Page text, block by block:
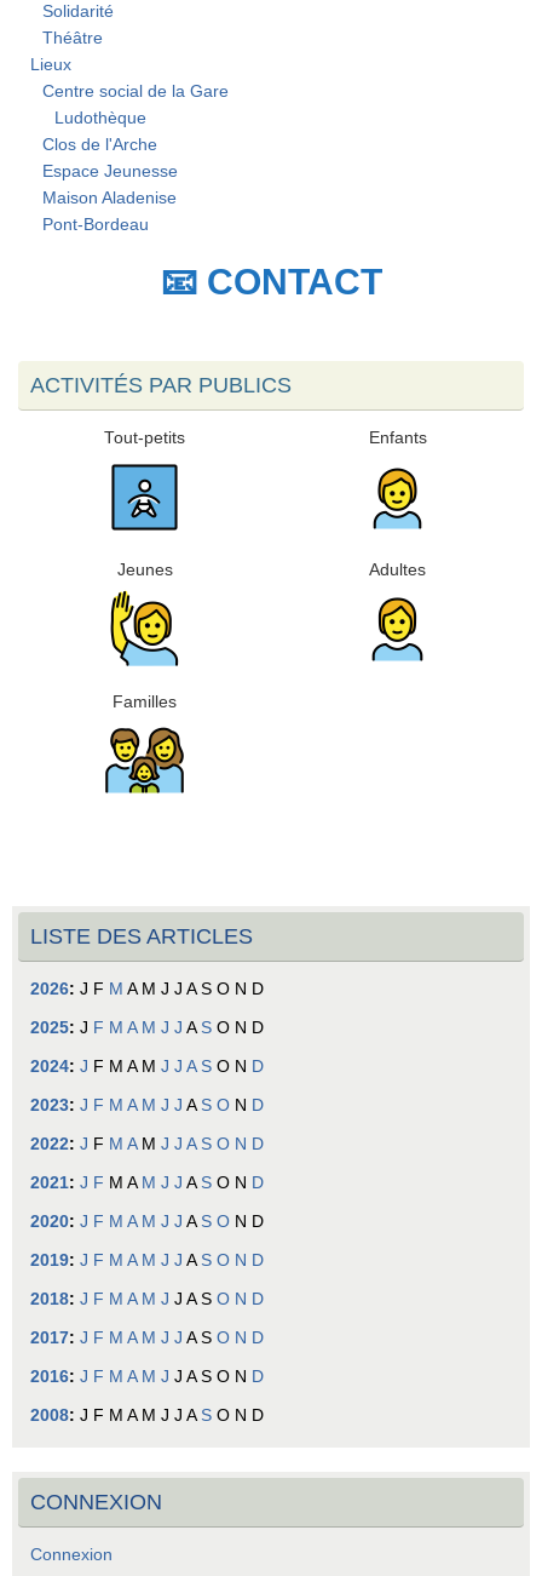
Solidarité
Théâtre
Lieux
Centre social de la Gare
Ludothèque
Clos de l'Arche
Espace Jeunesse
Maison Aladenise
Pont-Bordeau
📧 CONTACT
ACTIVITÉS PAR PUBLICS
Tout-petits Enfants
Jeunes Adultes
Familles
LISTE DES ARTICLES
2026: J F M A M J J A S O N D
2025: J F M A M J J A S O N D
2024: J F M A M J J A S O N D
2023: J F M A M J J A S O N D
2022: J F M A M J J A S O N D
2021: J F M A M J J A S O N D
2020: J F M A M J J A S O N D
2019: J F M A M J J A S O N D
2018: J F M A M J J A S O N D
2017: J F M A M J J A S O N D
2016: J F M A M J J A S O N D
2008: J F M A M J J A S O N D
CONNEXION
Connexion